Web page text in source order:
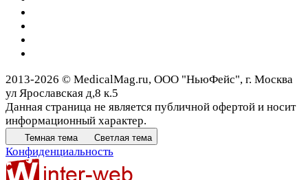
2013-2026 © MedicalMag.ru, ООО "НьюФейс", г. Москва
ул Ярославская д,8 к.5
Данная страница не является публичной офертой и носит
информационный характер.
Темная тема Светлая тема
Конфиденциальность